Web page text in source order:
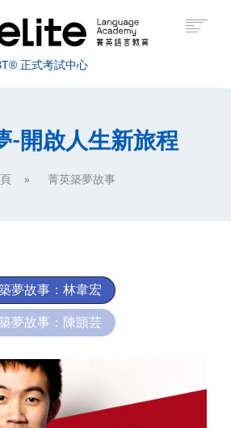
正式考試中心
-開啟人生新旅程
菁英築夢故事
夢故事：林韋宏
築夢故事：陳顗芸